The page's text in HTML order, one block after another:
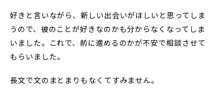
好きと言いながら、新しい出会いがほしいと思ってしま
うので、彼のことが好きなのかも分からなくなってしま
いました。これで、前に進めるのかが不安で相談させて
もらいました。
長文で文のまとまりもなくてすみません。